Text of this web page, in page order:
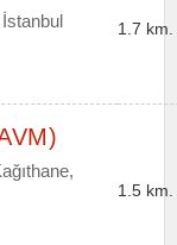
1.7 km.
1.5 km.